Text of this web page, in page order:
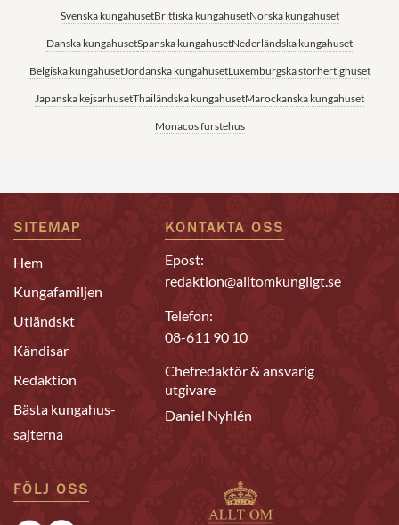
Svenska kungahusetBrittiska kungahusetNorska kungahuset
Danska kungahusetSpanska kungahusetNederländska kungahuset
Belgiska kungahusetJordanska kungahusetLuxemburgska storhertighuset
Japanska kejsarhusetThailändska kungahusetMarockanska kungahuset
Monacos furstehus
SITEMAP
Hem
Kungafamiljen
Utländskt
Kändisar
Redaktion
Bästa kungahus-
sajterna
KONTAKTA OSS
Epost:
redaktion@alltomkungligt.se
Telefon:
08-611 90 10
Chefredaktör & ansvarig
utgivare
Daniel Nyhlén
FÖLJ OSS